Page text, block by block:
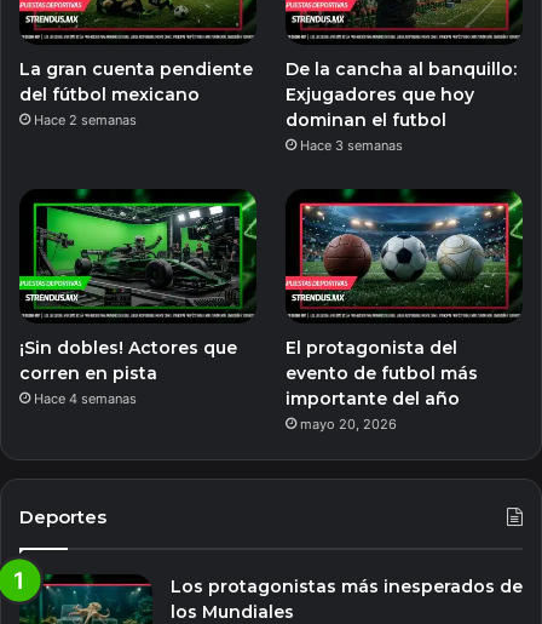
La gran cuenta pendiente
del fútbol mexicano
Hace 2 semanas
De la cancha al banquillo:
Exjugadores que hoy
dominan el futbol
Hace 3 semanas
¡Sin dobles! Actores que
corren en pista
Hace 4 semanas
El protagonista del
evento de futbol más
importante del año
mayo 20, 2026
Deportes
Los protagonistas más inesperados de
los Mundiales